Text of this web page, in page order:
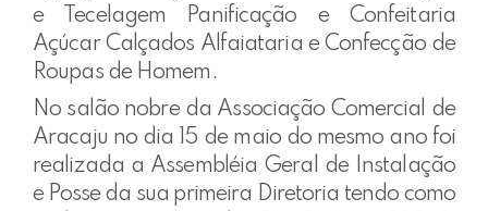
e Tecelagem Panificação e Confeitaria
Açúcar Calçados Alfaiataria e Confecção de
Roupas de Homem.
No salão nobre da Associação Comercial de
Aracaju no dia 15 de maio do mesmo ano foi
realizada a Assembléia Geral de Instalação
e Posse da sua primeira Diretoria tendo como